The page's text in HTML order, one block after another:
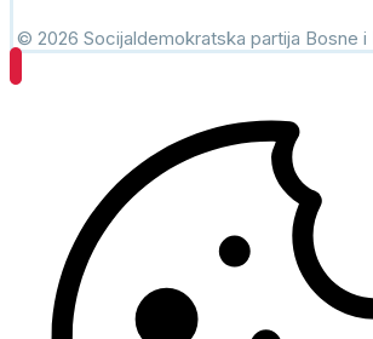
© 2026 Socijaldemokratska partija Bosne